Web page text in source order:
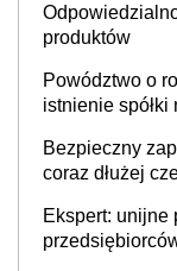
produktów
Powództwo o
istnienie
Bezpieczny
coraz dłużej
Ekspert: unijne